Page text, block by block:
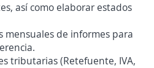
así como elaborar estados
mensuales de informes para
tributarias (Retefuente, IVA,